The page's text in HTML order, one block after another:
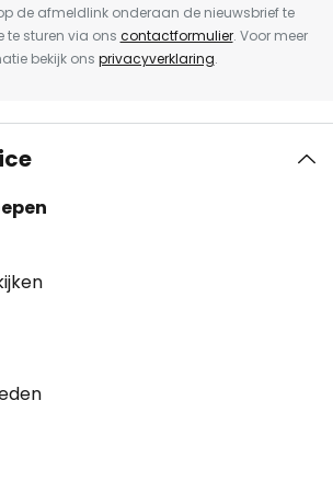
de afmeldlink onderaan de nieuwsbrief te
te sturen via ons contactformulier. Voor meer
bekijk ons privacyverklaring.